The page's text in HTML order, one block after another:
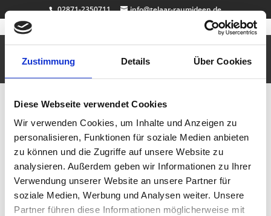
Zustimmung Details Über Cookies
Diese Webseite verwendet Cookies
Wir verwenden Cookies, um Inhalte und Anzeigen zu
personalisieren, Funktionen für soziale Medien anbieten
zu können und die Zugriffe auf unsere Website zu
analysieren. Außerdem geben wir Informationen zu Ihrer
Verwendung unserer Website an unsere Partner für
soziale Medien, Werbung und Analysen weiter. Unsere
Partner führen diese Informationen möglicherweise mit
02871-2350711 info@telaar-raumideen.de
Dachschrägenschränke,Design Einbauschränke
Badmöbel Eiche
März 20, 2012 |Badezimmer ,Design,
Einbauschränke
Ein elegantes beispiel für ein Waschtisch mit Spiegel aus Massiv Eiche.
Neueste Beiträge